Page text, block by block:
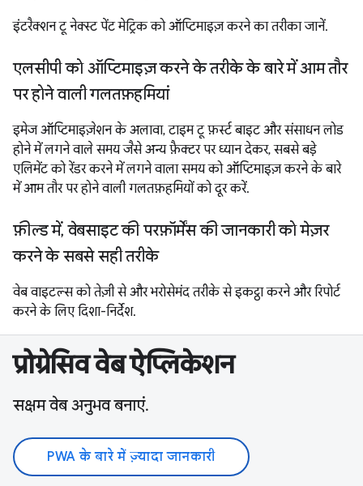
इंटरैक्शन टू नेक्स्ट पेंट मेट्रिक को ऑप्टिमाइज़ करने का तरीका जानें.
एलसीपी को ऑप्टिमाइज़ करने के तरीके के बारे में आम तौर
पर होने वाली गलतफ़हमियां
इमेज ऑप्टिमाइज़ेशन के अलावा, टाइम टू फ़र्स्ट बाइट और संसाधन लोड
होने में लगने वाले समय जैसे अन्य फ़ैक्टर पर ध्यान देकर, सबसे बड़े
एलिमेंट को रेंडर करने में लगने वाला समय को ऑप्टिमाइज़ करने के बारे
में आम तौर पर होने वाली गलतफ़हमियों को दूर करें.
फ़ील्ड में, वेबसाइट की परफ़ॉर्मेंस की जानकारी को मेज़र
करने के सबसे सही तरीके
वेब वाइटल्स को तेज़ी से और भरोसेमंद तरीके से इकट्ठा करने और रिपोर्ट
करने के लिए दिशा-निर्देश.
प्रोग्रेसिव वेब ऐप्लिकेशन
सक्षम वेब अनुभव बनाएं.
PWA के बारे में ज़्यादा जानकारी